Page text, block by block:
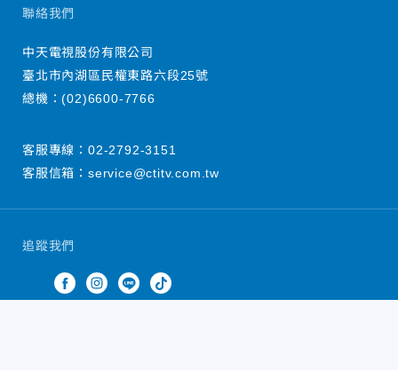
追蹤我們
聯絡我們
中天電視股份有限公司
臺北市內湖區民權東路六段25號
總機：(02)6600-7766
客服專線： 02-2792-3151
客服信箱： service@ctitv.com.tw